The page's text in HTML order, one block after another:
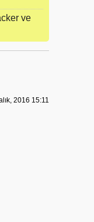
ve
2016 15:11